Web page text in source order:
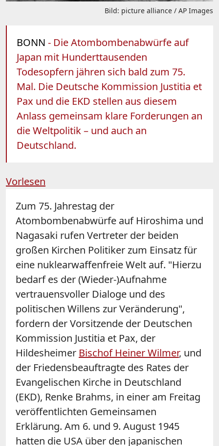
Bild: picture alliance / AP Images
BONN - Die Atombombenabwürfe auf
Japan mit Hunderttausenden
Todesopfern jähren sich bald zum 75.
Mal. Die Deutsche Kommission Justitia et
Pax und die EKD stellen aus diesem
Anlass gemeinsam klare Forderungen an
die Weltpolitik – und auch an
Deutschland.
Vorlesen
Zum 75. Jahrestag der
Atombombenabwürfe auf Hiroshima und
Nagasaki rufen Vertreter der beiden
großen Kirchen Politiker zum Einsatz für
eine nuklearwaffenfreie Welt auf. "Hierzu
bedarf es der (Wieder-)Aufnahme
vertrauensvoller Dialoge und des
politischen Willens zur Veränderung",
fordern der Vorsitzende der Deutschen
Kommission Justitia et Pax, der
Hildesheimer Bischof Heiner Wilmer, und
der Friedensbeauftragte des Rates der
Evangelischen Kirche in Deutschland
(EKD), Renke Brahms, in einer am Freitag
veröffentlichten Gemeinsamen
Erklärung. Am 6. und 9. August 1945
hatten die USA über den japanischen